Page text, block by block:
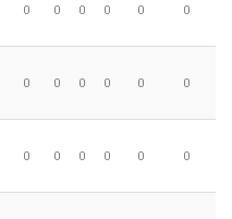
0 0 0 0 0 0
0 0 0 0 0 0
0 0 0 0 0 0